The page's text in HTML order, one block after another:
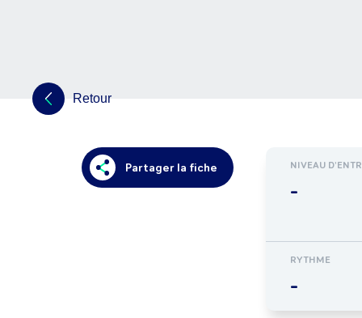
Retour
Partager la fiche NIVEAU
-
RYTHME
-